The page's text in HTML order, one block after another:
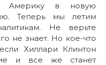
Америку в новую
Теперь мы летим
Не верьте
не знает. Но кое-что
Хиллари Клинтон
и все же станет